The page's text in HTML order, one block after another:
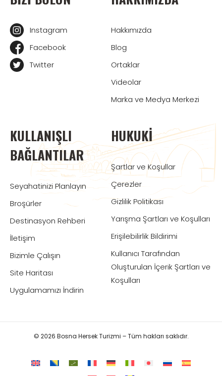
Instagram
Facebook
Twitter
Hakkımızda
Blog
Ortaklar
Videolar
Marka ve Medya Merkezi
KULLANIŞLI
BAĞLANTILAR
Seyahatinizi Planlayın
Broşürler
Destinasyon Rehberi
İletişim
Bizimle Çalışın
Site Haritası
Uygulamamızı İndirin
HUKUKI
Şartlar ve Koşullar
Çerezler
Gizlilik Politikası
Yarışma Şartları ve Koşulları
Erişilebilirlik Bildirimi
Kullanıcı Tarafından
Oluşturulan İçerik Şartları ve
Koşulları
© 2026 Bosna Hersek Turizmi – Tüm hakları saklıdır.